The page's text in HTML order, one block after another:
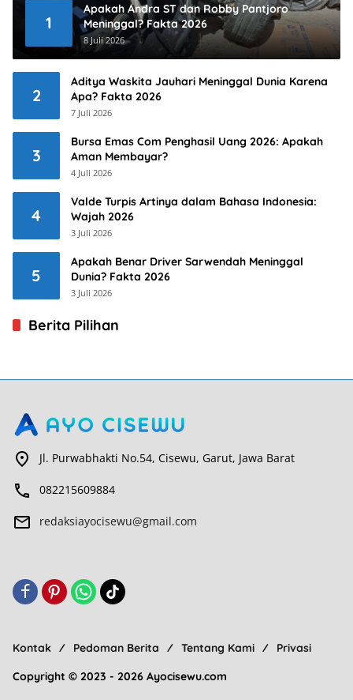
1
Apakah Andra ST dan Robby Pantjoro
Meninggal? Fakta 2026
8 Juli 2026
2
Aditya Waskita Jauhari Meninggal Dunia Karena
Apa? Fakta 2026
7 Juli 2026
3
Bursa Emas Com Penghasil Uang 2026: Apakah
Aman Membayar?
4 Juli 2026
4
Valde Turpis Artinya dalam Bahasa Indonesia:
Wajah 2026
3 Juli 2026
5
Apakah Benar Driver Sarwendah Meninggal
Dunia? Fakta 2026
3 Juli 2026
Berita Pilihan
Jl. Purwabhakti No.54, Cisewu, Garut, Jawa Barat
082215609884
redaksiayocisewu@gmail.com
Kontak Pedoman Berita Tentang Kami
Privasi
Copyright © 2023 - 2026 Ayocisewu.com